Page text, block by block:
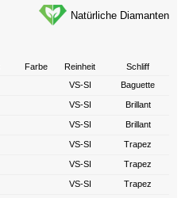
Natürliche Diamanten
Farbe Reinheit
Schliff
VS-SI Baguette
VS-SI Brillant
VS-SI Brillant
VS-SI Trapez
VS-SI Trapez
VS-SI Trapez